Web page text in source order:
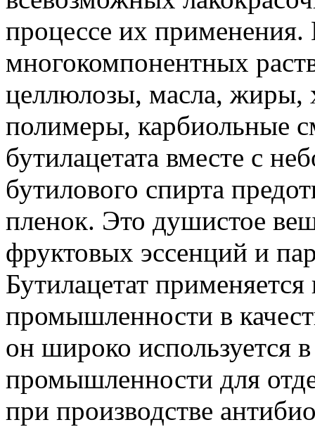
процессе их применения.
многокомпонентных
целлюлозы, масла, жиры,
полимеры, карбиольные
бутилацетата вместе с
бутилового спирта
пленок. Это душистое
фруктовых эссенций и
Бутилацетат
промышленности в
он широко используется
промышленности для
при производстве